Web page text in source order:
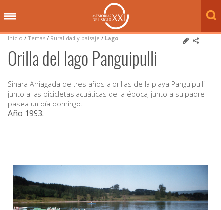
Inicio / Temas / Ruralidad y paisaje / Lago
Orilla del lago Panguipulli
Sinara Arriagada de tres años a orillas de la playa Panguipulli
junto a las bicicletas acuáticas de la época, junto a su padre
pasea un día domingo.
Año 1993.